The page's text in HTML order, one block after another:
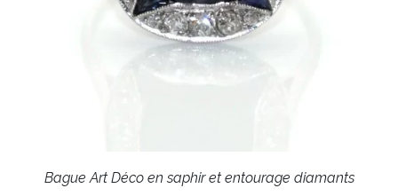
Bague Art Déco en saphir et entourage diamants